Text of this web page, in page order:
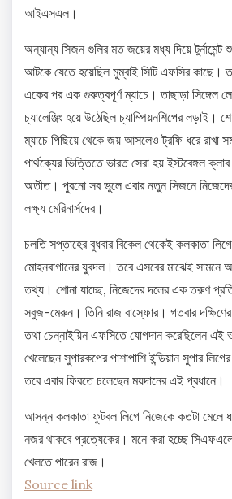
আইএসএল।
অন্যান্য সিজন গুলির মত জয়ের মধ্য দিয়ে টুর্নামেন্ট
আটকে যেতে হয়েছিল মুম্বাই সিটি এফসির কাছে।
একের পর এক গুরুত্বপূর্ণ ম্যাচে। তাছাড়া সিঙ্গেল
চ্যালেঞ্জিং হয়ে উঠেছিল চ্যাম্পিয়নশিপের লড়াই।
ম্যাচে পিছিয়ে থেকে জয় আসলেও ট্রফি ধরে রাখা
পার্থক্যের ভিত্তিতে ভারত সেরা হয় ইস্টবেঙ্গল
অতীত। পুরনো সব ভুলে এবার নতুন সিজনে নিজেদের
লক্ষ্য মেরিনার্সদের।
চলতি সপ্তাহের বুধবার বিকেল থেকেই কলকাতা
মোহনবাগানের যুবদল। তবে এসবের মাঝেই
তথ্য। শোনা যাচ্ছে, নিজেদের দলের এক তরুণ
সবুজ-মেরুন। তিনি রাজ বাস্ফোর। গতবার
তথা চেন্নাইয়িন এফসিতে যোগদান করেছিলেন এই
খেলেছেন সুপারকপের পাশাপাশি ইন্ডিয়ান সুপার
তবে এবার ফিরতে চলেছেন ময়দানের এই প্রধানে।
আসন্ন কলকাতা ফুটবল লিগে নিজেকে কতটা মেলে
নজর থাকবে প্রত্যেকের। মনে করা হচ্ছে
খেলতে পারেন রাজ।
Source link